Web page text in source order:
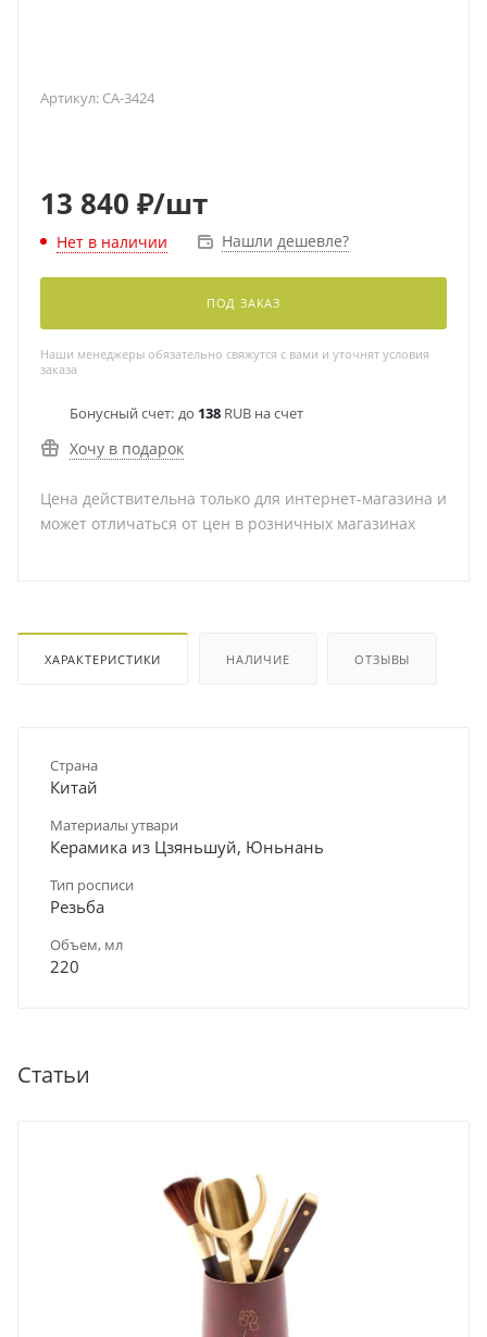
Артикул: CA-3424
13 840 ₽/шт
Нет в наличии Нашли дешевле?
ПОД ЗАКАЗ
Наши менеджеры обязательно свяжутся с вами и уточнят условия
заказа
Бонусный счет: до 138 RUB на счет
Хочу в подарок
Цена действительна только для интернет-магазина и
может отличаться от цен в розничных магазинах
ХАРАКТЕРИСТИКИ НАЛИЧИЕ ОТЗЫВЫ
Страна
Китай
Материалы утвари
Керамика из Цзяньшуй, Юньнань
Тип росписи
Резьба
Объем, мл
220
Статьи